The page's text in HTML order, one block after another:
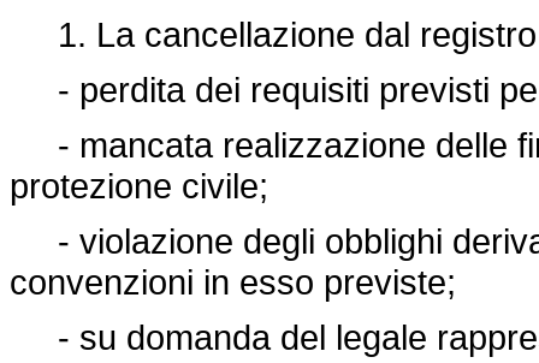
1. La cancellazione dal
- perdita dei requisiti previsti
- mancata realizzazione delle
protezione civile;
- violazione degli obblighi
convenzioni in esso previste;
- su domanda del legale